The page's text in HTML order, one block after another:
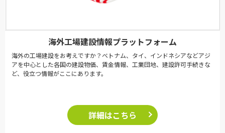
海外工場建設情報プラットフォーム
海外の工場建設をお考えですか？ベトナム、タイ、インドネシアなどアジ
アを中心とした各国の建設物価、賃金情報、工業団地、建設許可手続きな
ど、役立つ情報がここにあります。
詳細はこちら